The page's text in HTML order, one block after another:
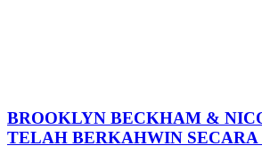
BROOKLYN BECKHAM &
TELAH BERKAHWIN SECARA